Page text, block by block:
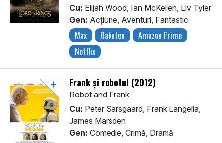
Cu: Elijah Wood, Ian McKellen, Liv Tyler
Gen: Acţiune, Aventuri, Fantastic
Max Rakuten
Amazon Prime
Netflix
Frank și robotul (2012)
Robot and Frank
Cu: Peter Sarsgaard, Frank Langella,
James Marsden
Gen: Comedie, Crimă, Dramă